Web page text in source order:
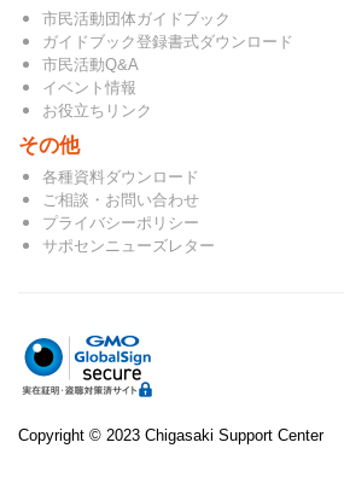
市民活動団体ガイドブック
ガイドブック登録書式ダウンロード
市民活動Q&A
イベント情報
お役立ちリンク
その他
各種資料ダウンロード
ご相談・お問い合わせ
プライバシーポリシー
サポセンニューズレター
Copyright © 2023 Chigasaki Support Center